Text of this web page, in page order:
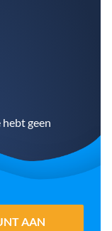
hebt geen
AAN